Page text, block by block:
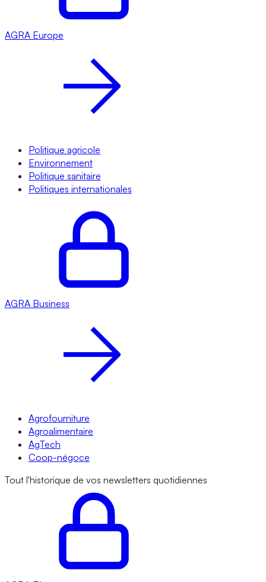
AGRA Europe
Politique agricole
Environnement
Politique sanitaire
Politiques internationales
AGRA Business
Agrofourniture
Agroalimentaire
AgTech
Coop-négoce
Tout l'historique de vos newsletters quotidiennes